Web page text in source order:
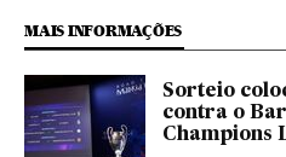
MAIS INFORMAÇÕES
Sorteio
contra o
Champions